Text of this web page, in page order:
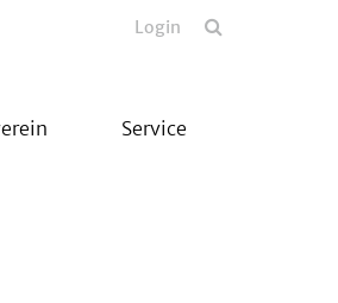
Login
Service